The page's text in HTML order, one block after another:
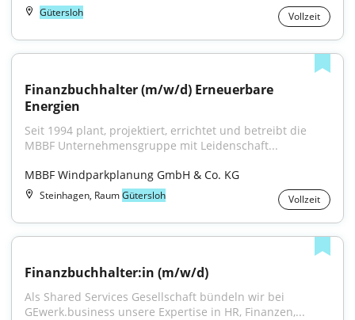
Gütersloh Vollzeit
Finanzbuchhalter (m/w/d) Erneuerbare
Energien
Seit 1994 plant, projektiert, errichtet und betreibt die
MBBF Unternehmensgruppe mit Leidenschaft...
MBBF Windparkplanung GmbH & Co. KG
Steinhagen, RaumGütersloh Vollzeit
Finanzbuchhalter:in (m/w/d)
Als Shared Services Gesellschaft bündeln wir bei
GEwerk.business unsere Expertise in HR, Finanzen,...